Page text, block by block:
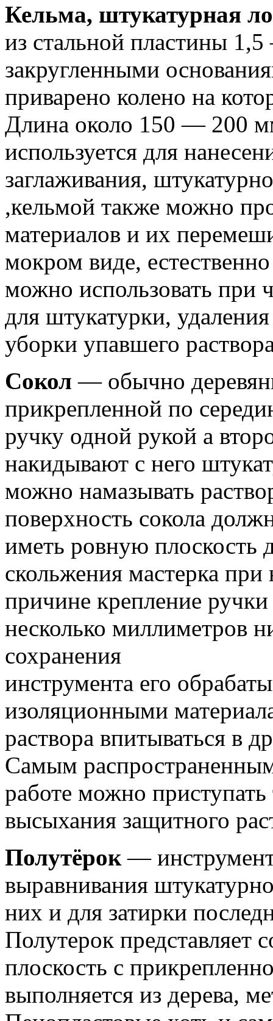
Кельма, штукатурная
из стальной пластины
закругленными
приварено колено на
Длина около 150 — 200
используется для
заглаживания,
,кельмой также можно
материалов и их
мокром виде,
можно использовать при
для штукатурки,
уборки упавшего
Сокол — обычно
прикрепленной по
ручку одной рукой а
накидывают с него
можно намазывать
поверхность сокола
иметь ровную плоскость
скольжения мастерка
причине крепление
несколько миллиметров
сохранения
инструмента его
изоляционными
раствора впитываться в
Самым
работе можно
высыхания защитного
Полутёрок —
выравнивания
них и для затирки
Полутерок представляет
плоскость с
выполняется из дерева,